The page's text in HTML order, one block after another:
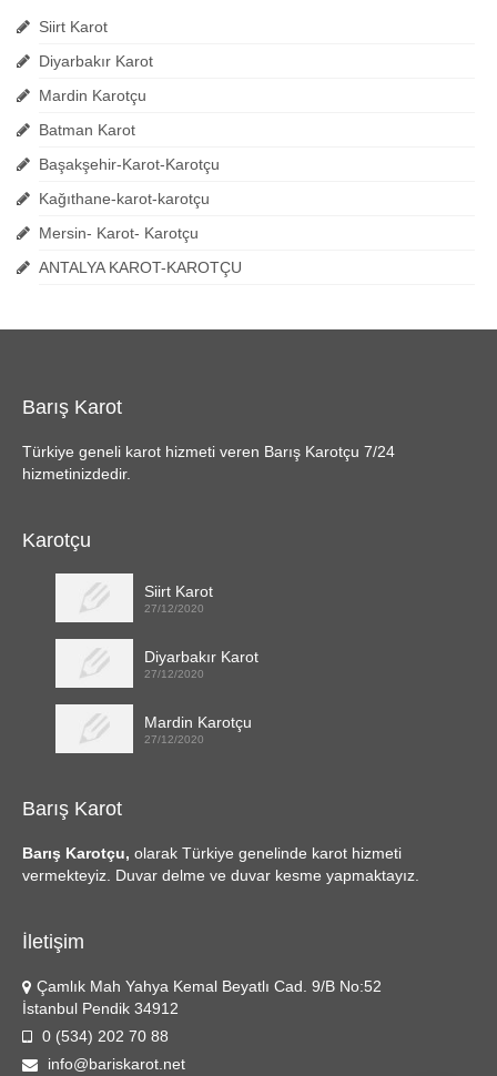
Siirt Karot
Diyarbakır Karot
Mardin Karotçu
Batman Karot
Başakşehir-Karot-Karotçu
Kağıthane-karot-karotçu
Mersin- Karot- Karotçu
ANTALYA KAROT-KAROTÇU
Barış Karot
Türkiye geneli karot hizmeti veren Barış Karotçu 7/24
hizmetinizdedir.
Karotçu
Siirt Karot
27/12/2020
Diyarbakır Karot
27/12/2020
Mardin Karotçu
27/12/2020
Barış Karot
Barış Karotçu, olarak Türkiye genelinde karot hizmeti
vermekteyiz. Duvar delme ve duvar kesme yapmaktayız.
İletişim
Çamlık Mah Yahya Kemal Beyatlı Cad. 9/B No:52
İstanbul Pendik 34912
0 (534) 202 70 88
info@bariskarot.net